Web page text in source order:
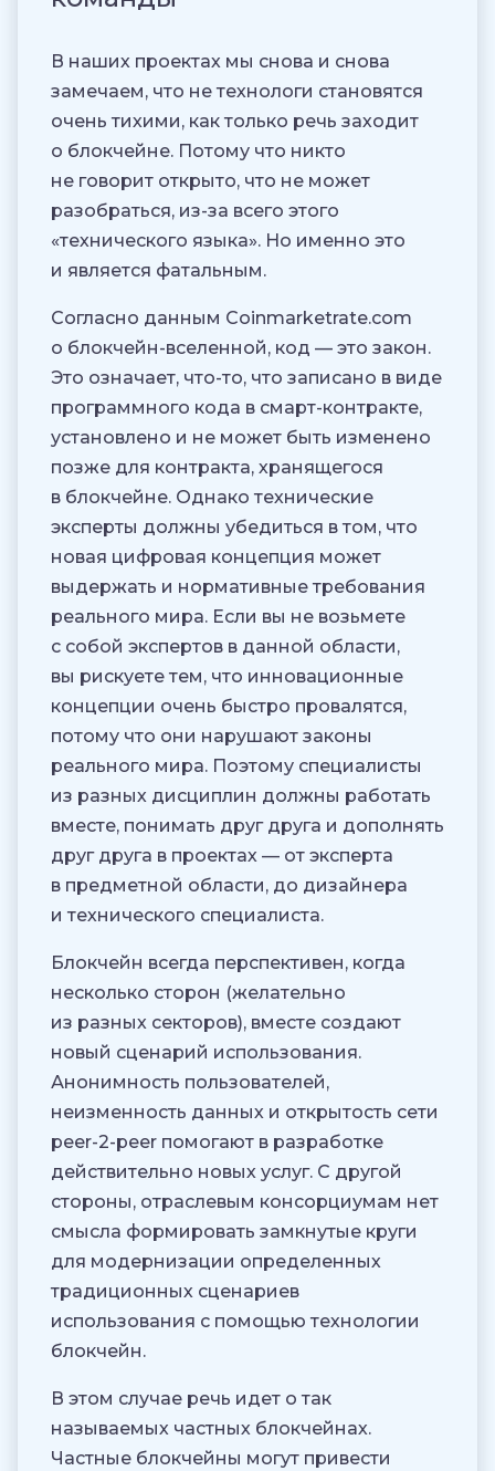
В наших проектах мы снова и снова
замечаем, что не технологи становятся
очень тихими, как только речь заходит
о блокчейне. Потому что никто
не говорит открыто, что не может
разобраться, из-за всего этого
«технического языка». Но именно это
и является фатальным.
Согласно данным Coinmarketrate.com
о блокчейн-вселенной, код — это закон.
Это означает, что-то, что записано в виде
программного кода в смарт-контракте,
установлено и не может быть изменено
позже для контракта, хранящегося
в блокчейне. Однако технические
эксперты должны убедиться в том, что
новая цифровая концепция может
выдержать и нормативные требования
реального мира. Если вы не возьмете
с собой экспертов в данной области,
вы рискуете тем, что инновационные
концепции очень быстро провалятся,
потому что они нарушают законы
реального мира. Поэтому специалисты
из разных дисциплин должны работать
вместе, понимать друг друга и дополнять
друг друга в проектах — от эксперта
в предметной области, до дизайнера
и технического специалиста.
Блокчейн всегда перспективен, когда
несколько сторон (желательно
из разных секторов), вместе создают
новый сценарий использования.
Анонимность пользователей,
неизменность данных и открытость сети
peer-2-peer помогают в разработке
действительно новых услуг. С другой
стороны, отраслевым консорциумам нет
смысла формировать замкнутые круги
для модернизации определенных
традиционных сценариев
использования с помощью технологии
блокчейн.
В этом случае речь идет о так
называемых частных блокчейнах.
Частные блокчейны могут привести